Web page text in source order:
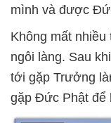
mình và được
Không mất
ngôi làng. Sau
tới gặp Trưởng
gặp Đức Phật để